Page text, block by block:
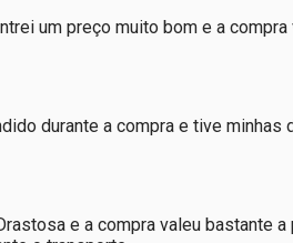
um preço muito bom e a compra
durante a compra e tive
e a compra valeu bastante